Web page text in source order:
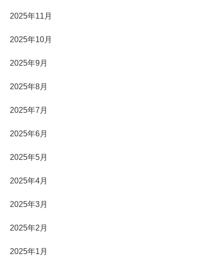
2025年11月
2025年10月
2025年9月
2025年8月
2025年7月
2025年6月
2025年5月
2025年4月
2025年3月
2025年2月
2025年1月